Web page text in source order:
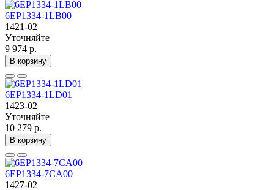
6EP1334-1LB00
1421-02
Уточняйте
9 974 р.
В корзину
6EP1334-1LD01
1423-02
Уточняйте
10 279 р.
В корзину
6EP1334-7CA00
1427-02